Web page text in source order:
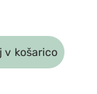
v košarico